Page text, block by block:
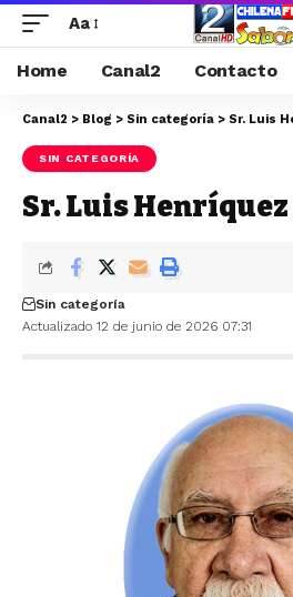
Aa
Home Canal2 Contacto
Canal2 > Blog > Sin categoría > Sr. Luis
SIN CATEGORÍA
Sr. Luis Henríquez
Actualizado 12 de junio de 2026 07:31
Sin categoría